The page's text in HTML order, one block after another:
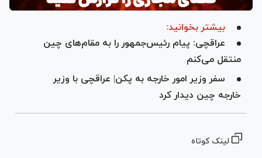
بیشتر بخوانید:
عراقچی: پیام رئیس‌جمهور را به مقام‌های چین
منتقل می‌کنم
سفر وزیر امور خارجه به پکن| عراقچی با وزیر
خارجه چین دیدار کرد
لینک کوتاه